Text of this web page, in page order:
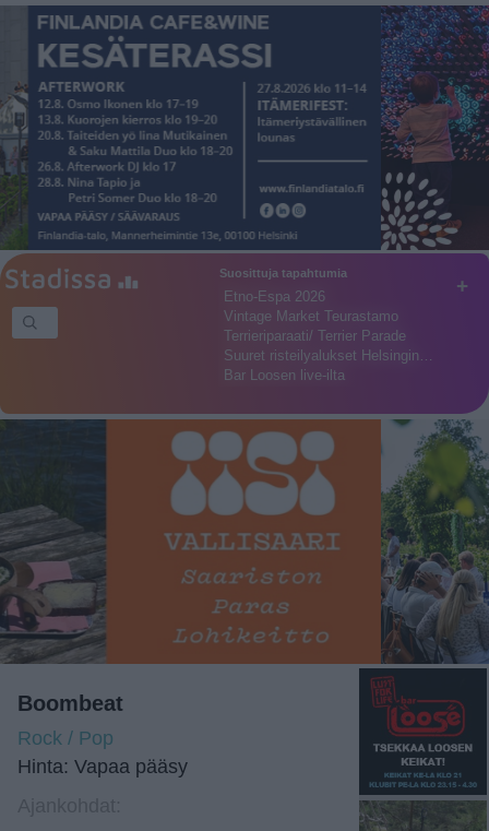
+
Suosittuja tapahtumia
Etno-Espa 2026
Vintage Market Teurastamo
Terrieriparaati/ Terrier Parade
Suuret risteilyalukset Helsingin…
Bar Loosen live-ilta
Boombeat
Rock / Pop
Hinta: Vapaa pääsy